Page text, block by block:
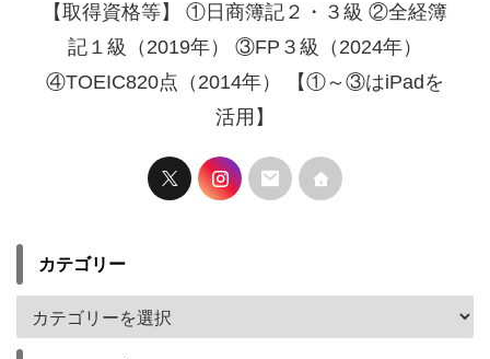
【取得資格等】 ①日商簿記２・３級 ②全経簿
記１級（2019年） ③FP３級（2024年）
④TOEIC820点（2014年） 【①～③はiPadを
活用】
カテゴリー